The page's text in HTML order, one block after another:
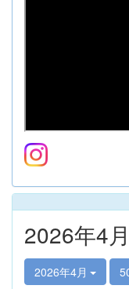
2026年4
2026年4月